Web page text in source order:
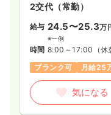
2交代（常勤）
給与 24.5〜25.3万
※一例
時間 8:00～17:00 （
ブランク可
月給25
気になる